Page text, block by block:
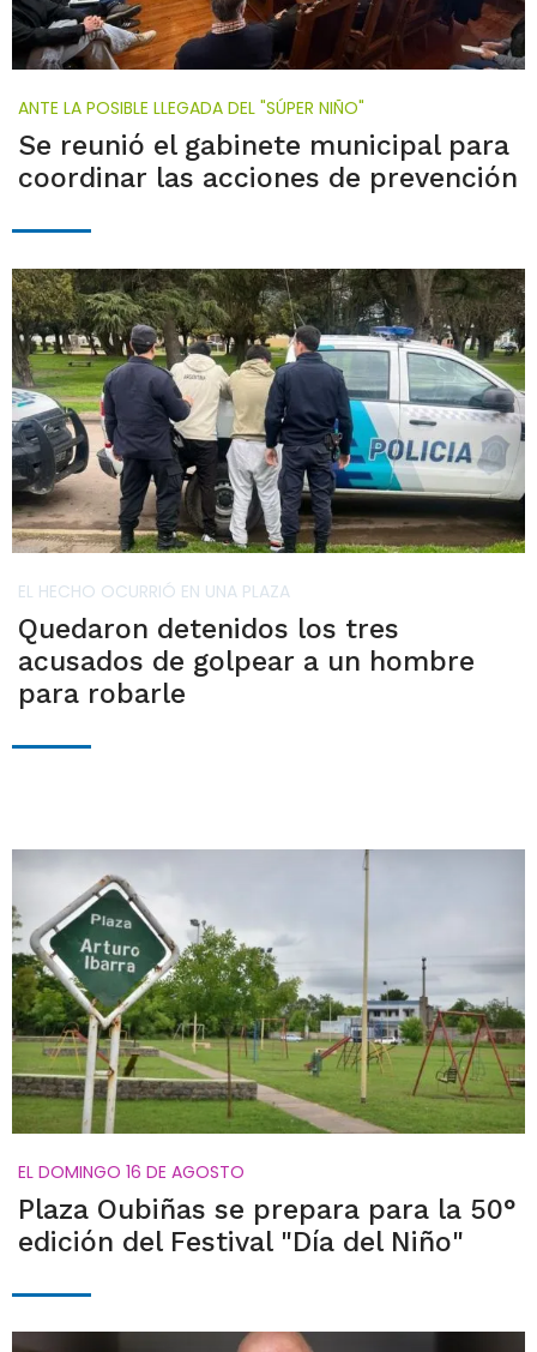
ANTE LA POSIBLE LLEGADA DEL "SÚPER NIÑO"
Se reunió el gabinete municipal para
coordinar las acciones de prevención
EL HECHO OCURRIÓ EN UNA PLAZA
Quedaron detenidos los tres
acusados de golpear a un hombre
para robarle
EL DOMINGO 16 DE AGOSTO
Plaza Oubiñas se prepara para la 50°
edición del Festival "Día del Niño"